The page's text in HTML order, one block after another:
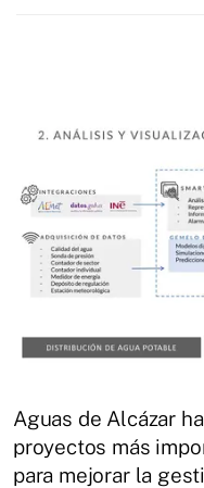
Aguas de Alcázar
proyectos más
para mejorar la